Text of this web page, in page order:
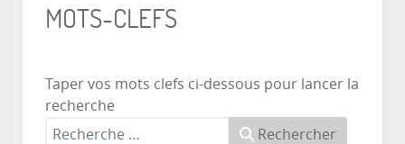
MOTS-CLEFS
Taper vos mots clefs ci-dessous pour lancer la
recherche
Rechercher